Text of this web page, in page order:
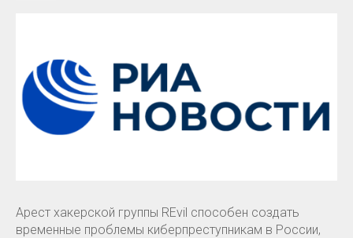
Арест хакерской группы REvil способен создать
временные проблемы киберпреступникам в России,